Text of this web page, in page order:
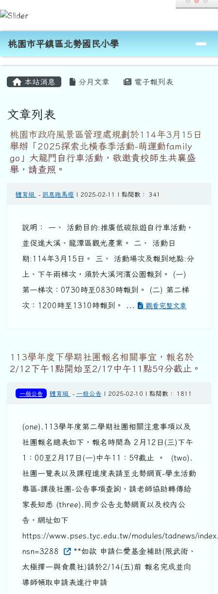
跳至主內容區
桃園市平鎮區北勢國民小學
導覽列
桃園市平鎮區北勢國民小學
本站消息 分月文章 電子報列表
文章列表
桃園市政府風景區管理處規劃於114年3月15日
舉辦「2025探索北橫春季活動-萌運動family
go」大龍門自行車活動，敬邀貴校師生共襄盛
舉，請查照。
體育組 - 訊息跑馬燈 | 2025-02-11 | 點閱數： 341
說明： 一、 活動目的:推廣低碳旅遊自行車活動，
並促進大溪、龍潭區觀光產業。 二、 活動日
期:114年3月15日。 三、 活動場次及報到地點:分
上、下午兩梯次，須於大溪河濱公園報到。 (一)
第一梯次：0730時至0830時報到。 (二) 第二梯
次：1200時至1310時報到。 ...
觀看完整文章
113學年度下學期社團報名相關事宜，報名於
2/12下午1點開始至2/17中午11點59分截止。
一般公告 體育組 - 一般公告 | 2025-02-10 | 點閱數： 1811
(one).113學年度第二學期社團相關注意事項以及
社團報名總表如下，報名時間為 2月12日(三)下午
1：00至2月17日(一)中午11：59截止 。 (two).
社團一覽表以及課程進度表請至北勢網頁-學生活動
專區-課後社團-公告事項查詢，請老師協助轉傳給
家長知悉 (three).同步公告北勢網頁以及校內公
告，網址如下
https://www.pses.tyc.edu.tw/modules/tadnews/
nsn=3288
**如欲 申請仁愛基金補助(限武術、
太極擇一與食農社)請於2/14(五)前 報名完成並向
導師領取申請表進行申請